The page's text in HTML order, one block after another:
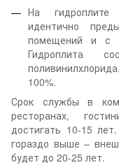
На гидроплите
идентично
помещений и с
Гидроплита
100%.
Срок службы в
ресторанах,
достигать 10-15
гораздо выше –
будет до 20-25 лет.